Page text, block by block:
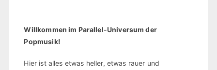
Willkommen im Parallel-Universum der
Popmusik!
Hier ist alles etwas heller, etwas rauer und